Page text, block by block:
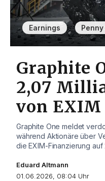
Earnings , Penny
Graphite
2,07
von EXIM
Graphite One meldet
während Aktionäre über
die EXIM-Finanzierung
Eduard Altmann
01.06.2026, 08:04 Uhr